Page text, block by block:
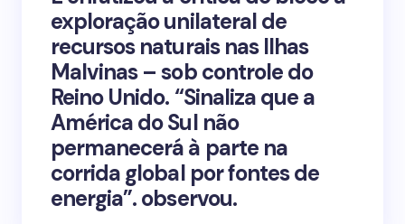
exploração unilateral de
recursos naturais nas Ilhas
Malvinas – sob controle do
Reino Unido. “Sinaliza que a
América do Sul não
permanecerá à parte na
corrida global por fontes de
energia”. observou.